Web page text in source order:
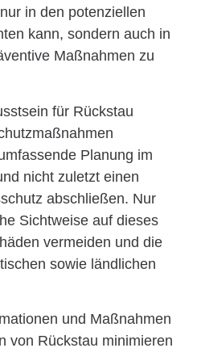
in den potenziellen
kann, sondern auch in
Maßnahmen zu
für Rückstau
Planung im
nicht zuletzt einen
abschließen. Nur
Sichtweise auf dieses
vermeiden und die
sowie ländlichen
und Maßnahmen
von Rückstau minimieren